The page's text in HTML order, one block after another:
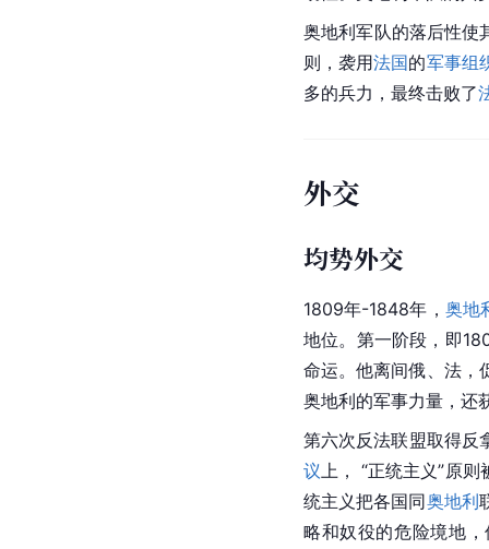
奥地利军队的落后性使
则，袭用法国的军事组
多的兵力，最终击败了
外交
均势外交
1809年-1848年， 奥地
地位。第一阶段，即
命运。他离间俄、法，
奥地利的军事力量，还
第六次反法联盟取得反
议 上， “正统主义”原
统主义把各国同奥地利
略和奴役的危险境地